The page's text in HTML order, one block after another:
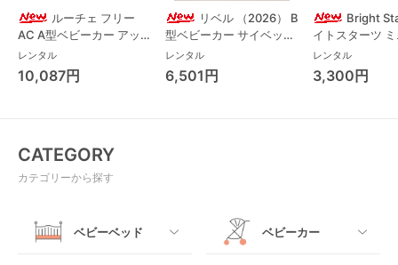
ルーチェ フリー
AC A型ベビーカー アッ
プリカ(Aprica) A型ベビ
ーカー アップリカ
(Aprica)
レンタル
10,087円
リベル （2026） B
型ベビーカー サイベック
ス(cybex)
レンタル
6,501円
Bright
イトスターツ
ス フォーエバ
レンド ジャン
パルー キッズ
レンタル
3,300円
CATEGORY
カテゴリーから探す
ベビーベッド ベビーカー